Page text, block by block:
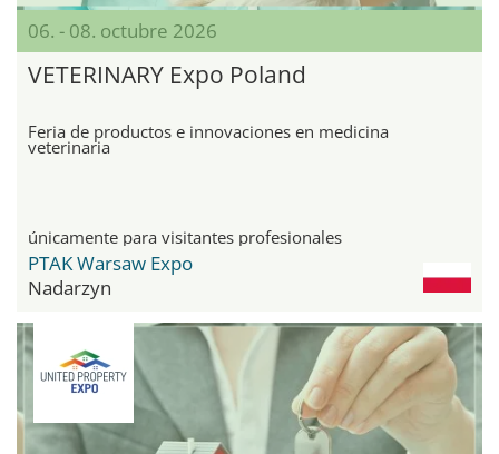
06. - 08. octubre 2026
VETERINARY Expo Poland
Feria de productos e innovaciones en medicina
veterinaria
únicamente para visitantes profesionales
PTAK Warsaw Expo
Nadarzyn